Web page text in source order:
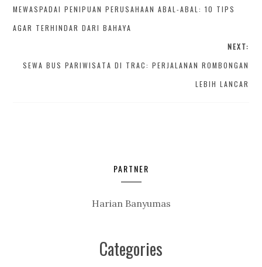
MEWASPADAI PENIPUAN PERUSAHAAN ABAL-ABAL: 10 TIPS
AGAR TERHINDAR DARI BAHAYA
NEXT:
SEWA BUS PARIWISATA DI TRAC: PERJALANAN ROMBONGAN
LEBIH LANCAR
PARTNER
Harian Banyumas
Categories